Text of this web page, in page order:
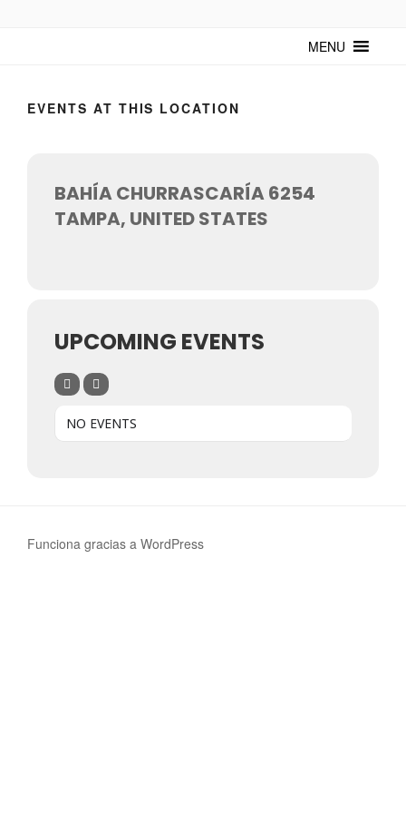
mantenerte actualizado sobre Cuba y sus artistas. Noticias, eventos y
MENU
EVENTS AT THIS LOCATION
BAHÍA CHURRASCARÍA 6254
TAMPA, UNITED STATES
UPCOMING EVENTS
NO EVENTS
Funciona gracias a WordPress